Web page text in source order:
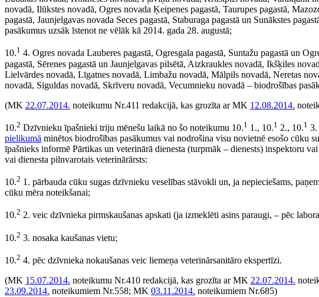
novadā, Ilūkstes novadā, Ogres novada Ķeipenes pagastā, Taurupes pagastā,
pagastā, Jaunjelgavas novada Seces pagastā, Staburaga pagastā un Sunākstes
pasākumus uzsāk īstenot ne vēlāk kā 2014. gada 28. augustā;
10.1 4. Ogres novada Lauberes pagastā, Ogresgala pagastā, Suntažu pagastā un
pagastā, Sērenes pagastā un Jaunjelgavas pilsētā, Aizkraukles novadā, Ikšķiles
Lielvārdes novadā, Līgatnes novadā, Limbažu novadā, Mālpils novadā, Neretas
novadā, Siguldas novadā, Skrīveru novadā, Vecumnieku novadā – biodrošības
(MK 22.07.2014. noteikumu Nr.411 redakcijā, kas grozīta ar MK 12.08.2014.
10.2 Dzīvnieku īpašnieki triju mēnešu laikā no šo noteikumu 10.1 1., 10.1 2., 10.1 3.
pielikumā minētos biodrošības pasākumus vai nodrošina visu novietnē esošo cūku
īpašnieks informē Pārtikas un veterinārā dienesta (turpmāk – dienests) inspektoru
vai dienesta pilnvarotais veterinārārsts:
10.2 1. pārbauda cūku sugas dzīvnieku veselības stāvokli un, ja nepieciešams,
cūku mēra noteikšanai;
10.2 2. veic dzīvnieka pirmskaušanas apskati (ja izmeklēti asins paraugi, – pēc
10.2 3. nosaka kaušanas vietu;
10.2 4. pēc dzīvnieka nokaušanas veic liemeņa veterinārsanitāro ekspertīzi.
(MK 15.07.2014. noteikumu Nr.410 redakcijā, kas grozīta ar MK 22.07.2014.
23.09.2014. noteikumiem Nr.558; MK 03.11.2014. noteikumiem Nr.685)